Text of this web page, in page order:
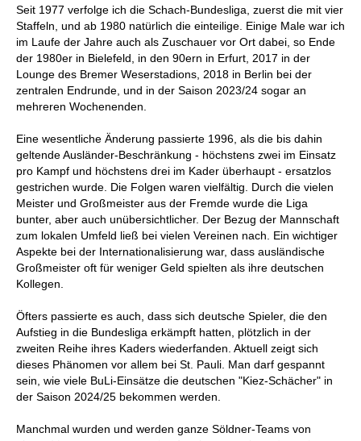
Seit 1977 verfolge ich die Schach-Bundesliga, zuerst die mit vier
Staffeln, und ab 1980 natürlich die einteilige. Einige Male war ich
im Laufe der Jahre auch als Zuschauer vor Ort dabei, so Ende
der 1980er in Bielefeld, in den 90ern in Erfurt, 2017 in der
Lounge des Bremer Weserstadions, 2018 in Berlin bei der
zentralen Endrunde, und in der Saison 2023/24 sogar an
mehreren Wochenenden.
Eine wesentliche Änderung passierte 1996, als die bis dahin
geltende Ausländer-Beschränkung - höchstens zwei im Einsatz
pro Kampf und höchstens drei im Kader überhaupt - ersatzlos
gestrichen wurde. Die Folgen waren vielfältig. Durch die vielen
Meister und Großmeister aus der Fremde wurde die Liga
bunter, aber auch unübersichtlicher. Der Bezug der Mannschaft
zum lokalen Umfeld ließ bei vielen Vereinen nach. Ein wichtiger
Aspekte bei der Internationalisierung war, dass ausländische
Großmeister oft für weniger Geld spielten als ihre deutschen
Kollegen.
Öfters passierte es auch, dass sich deutsche Spieler, die den
Aufstieg in die Bundesliga erkämpft hatten, plötzlich in der
zweiten Reihe ihres Kaders wiederfanden. Aktuell zeigt sich
dieses Phänomen vor allem bei St. Pauli. Man darf gespannt
sein, wie viele BuLi-Einsätze die deutschen "Kiez-Schächer" in
der Saison 2024/25 bekommen werden.
Manchmal wurden und werden ganze Söldner-Teams von